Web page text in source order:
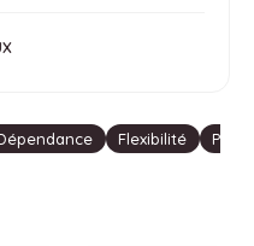
Flexibilité
P